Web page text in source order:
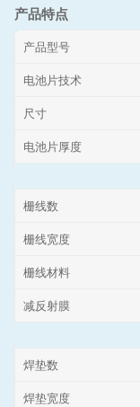
产品特点
产品型号
电池片技术
尺寸
电池片厚度
栅线数
栅线宽度
栅线材料
减反射膜
焊垫数
焊垫宽度